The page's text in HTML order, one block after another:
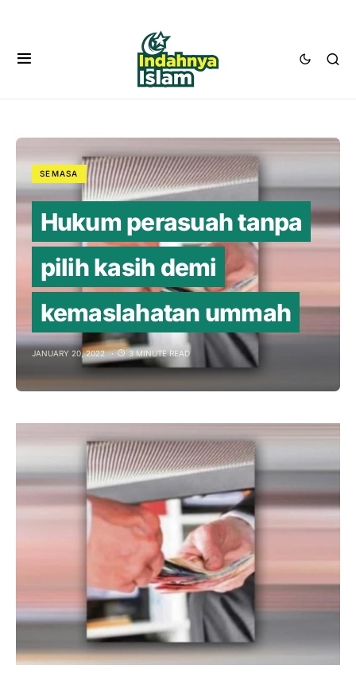
SEMASA
Hukum perasuah tanpa
pilih kasih demi
kemaslahatan ummah
JANUARY 20, 2022 3 MINUTE READ